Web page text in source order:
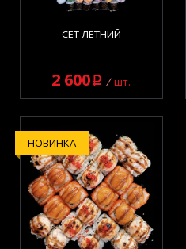
СЕТ ЛЕТНИЙ
2 600q шт.
НОВИНКА